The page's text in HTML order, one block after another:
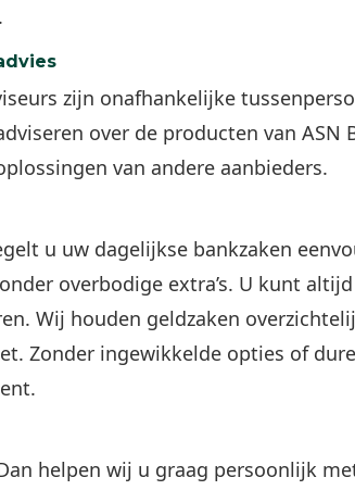
zijn onafhankelijke
over de producten van ASN
van andere aanbieders.
u uw dagelijkse bankzaken
overbodige extra’s. U kunt
Wij houden geldzaken
Zonder ingewikkelde opties of
helpen wij u graag persoonlijk